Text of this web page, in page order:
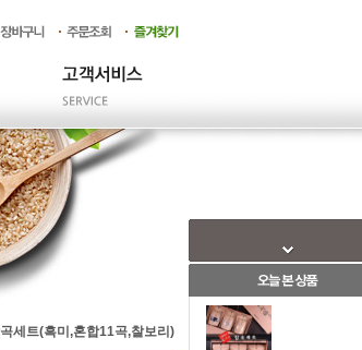
세트(흑미,혼합11곡,찰보리)